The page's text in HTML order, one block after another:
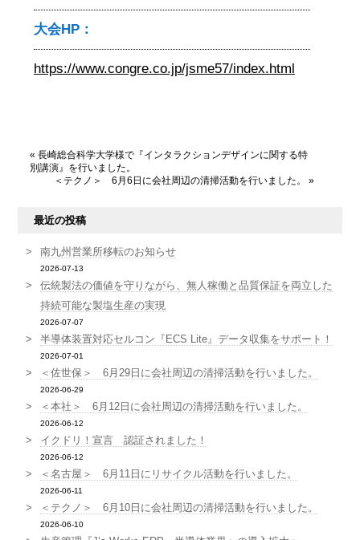
大会HP：
https://www.congre.co.jp/jsme57/index.html
«長崎総合科学大学様で『インタラクションデザインに関する特
別講演』を行いました。
＜テクノ＞ 6月6日に会社周辺の清掃活動を行いました。
»
最近の投稿
南九州営業所移転のお知らせ
2026-07-13
伝統製法の価値を守りながら、無人稼働と品質保証を両立した
持続可能な製塩生産の実現
2026-07-07
半導体装置対応セルコン『ECS Lite』データ収集をサポート！
2026-07-01
＜佐世保＞ 6月29日に会社周辺の清掃活動を行いました。
2026-06-29
＜本社＞ 6月12日に会社周辺の清掃活動を行いました。
2026-06-12
イクドリ！宣言 認証されました！
2026-06-12
＜名古屋＞ 6月11日にリサイクル活動を行いました。
2026-06-11
＜テクノ＞ 6月10日に会社周辺の清掃活動を行いました。
2026-06-10